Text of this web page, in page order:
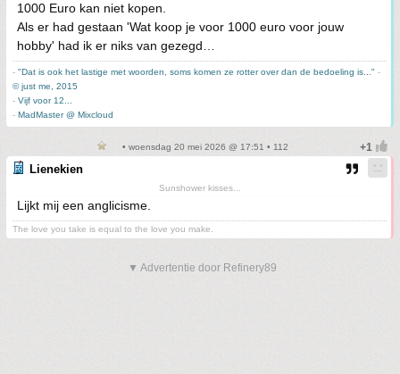
1000 Euro kan niet kopen.
Als er had gestaan 'Wat koop je voor 1000 euro voor jouw
hobby' had ik er niks van gezegd…
- "Dat is ook het lastige met woorden, soms komen ze rotter over dan de bedoeling is..." -
© just me, 2015
- Vijf voor 12...
- MadMaster @ Mixcloud
• woensdag 20 mei 2026 @ 17:51 • 112
Lienekien
Sunshower kisses...
Lijkt mij een anglicisme.
The love you take is equal to the love you make.
▼ Advertentie door Refinery89